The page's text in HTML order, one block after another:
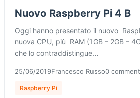
Nuovo Raspberry Pi 4 B
Oggi hanno presentato il nuovo
nuova CPU, più RAM (1GB – 2GB –
che lo contraddistingue…
25/06/2019Francesco Russo0
Raspberry Pi